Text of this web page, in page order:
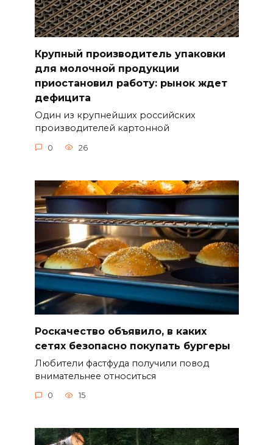
Крупный производитель упаковки
для молочной продукции
приостановил работу: рынок ждет
дефицита
Один из крупнейших российских
производителей картонной
0 26
Роскачество объявило, в каких
сетях безопасно покупать бургеры
Любители фастфуда получили повод
внимательнее относиться
0 15